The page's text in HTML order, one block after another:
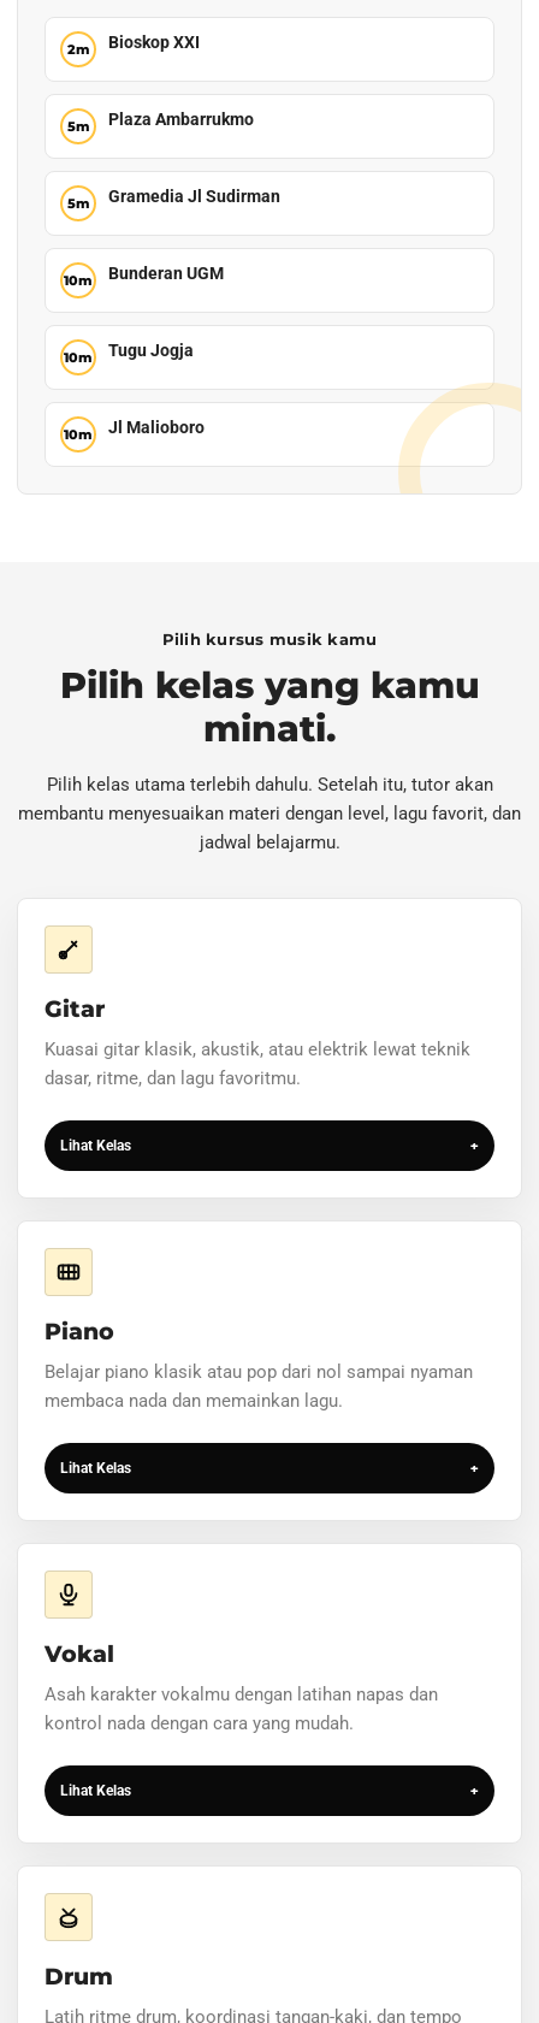
Bioskop XXI
Plaza Ambarrukmo
Gramedia Jl Sudirman
Bunderan UGM
Tugu Jogja
Jl Malioboro
Pilih kursus musik kamu
Pilih kelas yang kamu
minati.
Pilih kelas utama terlebih dahulu. Setelah itu, tutor akan
membantu menyesuaikan materi dengan level, lagu favorit, dan
jadwal belajarmu.
Gitar
Kuasai gitar klasik, akustik, atau elektrik lewat teknik
dasar, ritme, dan lagu favoritmu.
Lihat Kelas +
Piano
Belajar piano klasik atau pop dari nol sampai nyaman
membaca nada dan memainkan lagu.
Lihat Kelas +
Vokal
Asah karakter vokalmu dengan latihan napas dan
kontrol nada dengan cara yang mudah.
Lihat Kelas +
Drum
Latih ritme drum, koordinasi tangan-kaki, dan tempo